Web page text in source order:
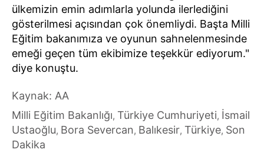
ülkemizin emin adımlarla yolunda ilerlediğini
gösterilmesi açısından çok önemliydi. Başta Milli
Eğitim bakanımıza ve oyunun sahnelenmesinde
emeği geçen tüm ekibimize teşekkür ediyorum."
diye konuştu.
Kaynak: AA
Milli Eğitim Bakanlığı, Türkiye Cumhuriyeti, İsmail
Ustaoğlu, Bora Severcan, Balıkesir, Türkiye, Son
Dakika